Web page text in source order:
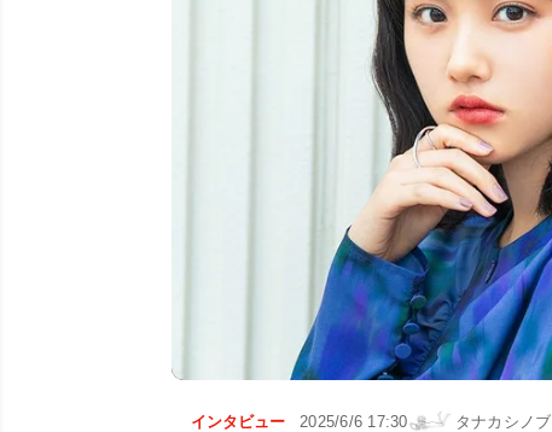
インタビュー 2025/6/6 17:30 タナカシノブ